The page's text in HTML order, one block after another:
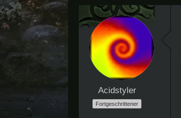
Acidstyler
Fortgeschrittener